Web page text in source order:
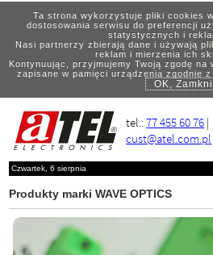
Ta strona wykorzystuje pliki cookies
dostosowania serwisu do preferencji
statystycznych i
Nasi partnerzy zbierają dane i używają
reklam i mierzenia ich
Kontynuując, przyjmujemy Twoją zgodę
zapisane w pamięci urządzenia zgodnie z
OK,
tel.:77 455 60 76 |
cust@atel.com.pl
Czwartek, 6 sierpnia
Produkty marki WAVE OPTICS